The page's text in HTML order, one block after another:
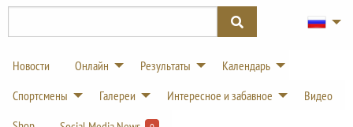
Новости Онлайн Результаты
Календарь
Спортсмены
Галереи Интересное и забавное
Видео